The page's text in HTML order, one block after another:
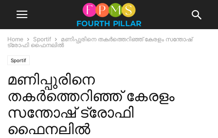
Home Sportif
മണിപ്പുരിനെ തക‌ർത്തെറിഞ്ഞ് കേരളം സന്തോഷ്
ട്രോഫി ഫൈനലിൽ
Sportif
മണിപ്പുരിനെ
തക‌ർത്തെറിഞ്ഞ് കേരളം
സന്തോഷ് ട്രോഫി
ഫൈനലിൽ